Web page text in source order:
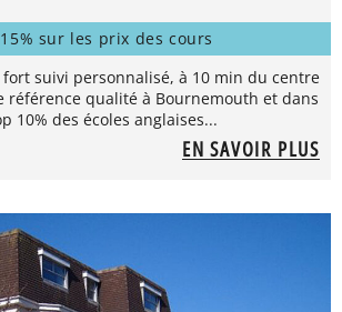
sur les prix des cours
suivi personnalisé, à 10 min du centre
référence qualité à Bournemouth et dans
10% des écoles anglaises...
EN SAVOIR PLUS